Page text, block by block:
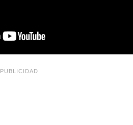
PUBLICIDAD